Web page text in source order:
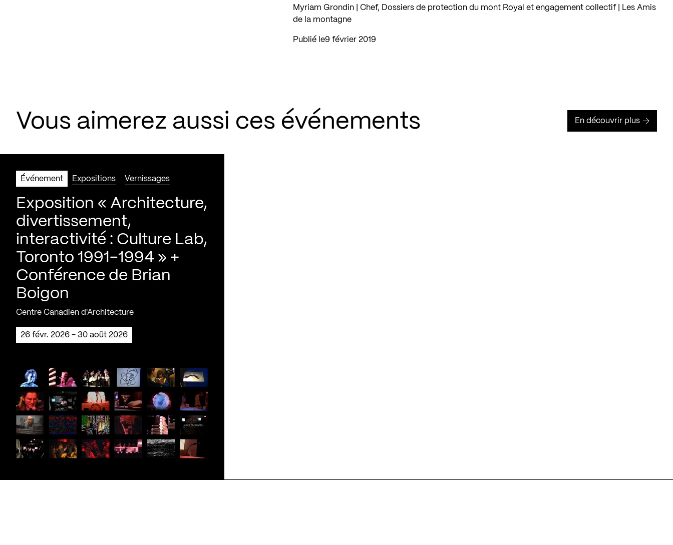
Myriam Grondin | Chef, Dossiers de protection du mont Royal et engagement collectif | Les Amis
de la montagne
Publié le 9 février 2019
Vous aimerez aussi ces événements En découvrir plus
Événement Expositions Vernissages
Exposition « Architecture,
divertissement,
interactivité : Culture Lab,
Toronto 1991-1994 » +
Conférence de Brian
Boigon
Centre Canadien d'Architecture
26 févr. 2026 - 30 août 2026